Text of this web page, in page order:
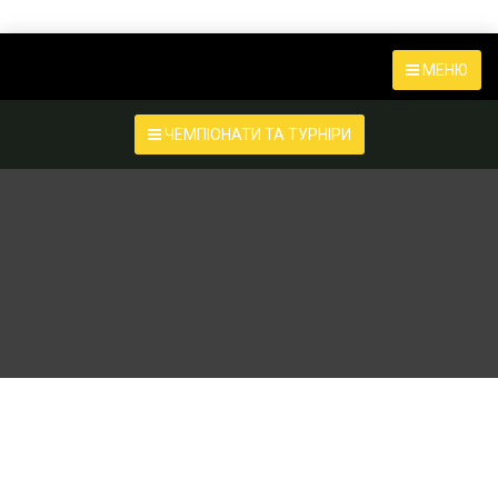
МЕНЮ
ЧЕМПІОНАТИ ТА ТУРНІРИ